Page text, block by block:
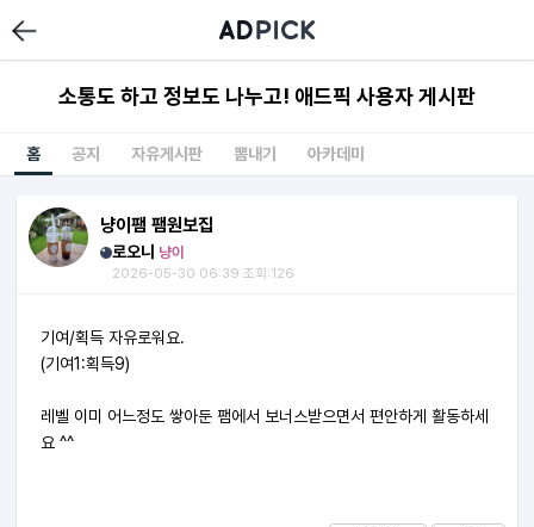
소통도 하고 정보도 나누고! 애드픽 사용자 게시판
홈 공지 자유게시판 뽐내기 아카데미
냥이팸 팸원보집
로오니 냥이
2026-05-30 06:39 조회:126
기여/획득 자유로워요.
(기여1:획득9)
레벨 이미 어느정도 쌓아둔 팸에서 보너스받으면서 편안하게 활동하세
요 ^^